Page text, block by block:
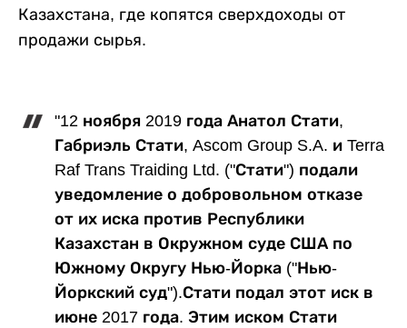
Казахстана, где копятся сверхдоходы от
продажи сырья.
"12 ноября 2019 года Анатол Стати,
Габриэль Стати, Ascom Group S.A. и Terra
Raf Trans Traiding Ltd. ("Стати") подали
уведомление о добровольном отказе
от их иска против Республики
Казахстан в Окружном суде США по
Южному Округу Нью-Йорка ("Нью-
Йоркский суд").Стати подал этот иск в
июне 2017 года. Этим иском Стати